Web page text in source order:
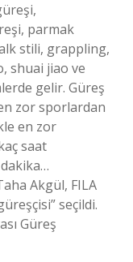
parmak
stili, grappling,
shuai jiao ve
gelir. Güreş
zor sporlardan
en zor
saat
Akgül, FILA
seçildi.
Güreş